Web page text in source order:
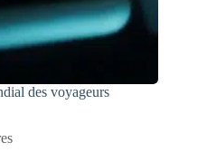
des voyageurs